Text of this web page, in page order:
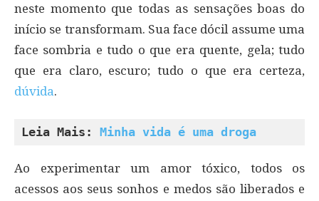
neste momento que todas as sensações boas do
início se transformam. Sua face dócil assume uma
face sombria e tudo o que era quente, gela; tudo
que era claro, escuro; tudo o que era certeza,
dúvida.
Leia Mais: Minha vida é uma droga
Ao experimentar um amor tóxico, todos os
acessos aos seus sonhos e medos são liberados e